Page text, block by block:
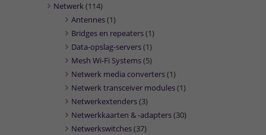
Netwerk(114)
Antennes(1)
Bridges en repeaters(1)
Data-opslag-servers(1)
Mesh Wi-Fi Systems(5)
Netwerk media converters(1)
Netwerk transceiver modules(1)
Netwerkextenders(3)
Netwerkkaarten & -adapters(30)
Netwerkswitches(37)